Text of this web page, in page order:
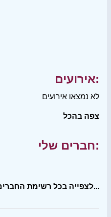
אירועים:
לא נמצאו אירועים
צפה בהכל
חברים שלי:
לצפייה בכל רשימת החברים שלי...